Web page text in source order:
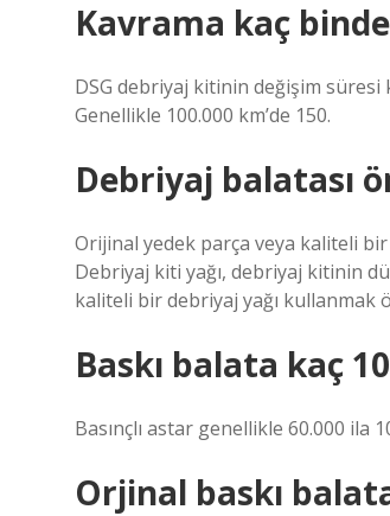
Kavrama kaç
DSG debriyaj kitinin değişim
Genellikle 100.000 km’de 150.
Debriyaj balatası
Orijinal yedek parça veya kaliteli
Debriyaj kiti yağı, debriyaj kitinin
kaliteli bir debriyaj yağı kullanmak
Baskı balata kaç
Basınçlı astar genellikle 60.000 ila
Orjinal baskı